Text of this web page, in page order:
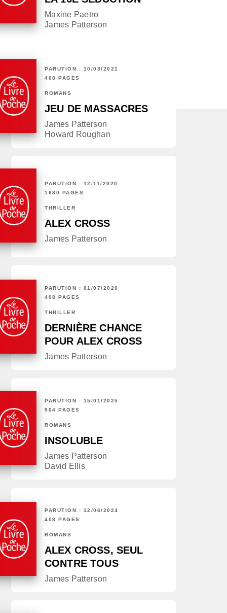
Maxine Paetro
James Patterson
PARUTION : 10/03/2021
408 PAGES
ROMANS
JEU DE MASSACRES
James Patterson
Howard Roughan
PARUTION : 12/11/2020
1680 PAGES
THRILLER
ALEX CROSS
James Patterson
PARUTION : 01/07/2020
408 PAGES
THRILLER
DERNIÈRE CHANCE
POUR ALEX CROSS
James Patterson
PARUTION : 15/01/2025
504 PAGES
ROMANS
INSOLUBLE
James Patterson
David Ellis
PARUTION : 12/06/2024
408 PAGES
ROMANS
ALEX CROSS, SEUL
CONTRE TOUS
James Patterson